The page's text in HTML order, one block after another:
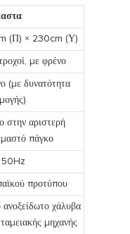
(Π) × 230cm (Υ)
με φρένο
(με δυνατότητα
στην αριστερή
πάγκο
προτύπου
χάλυβα
μηχανής